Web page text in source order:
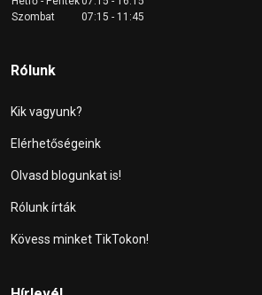
Szombat
07:15 - 11:45
Rólunk
Kik vagyunk?
Elérhetőségeink
Olvasd blogunkat is!
Rólunk írták
Kövess minket TikTokon!